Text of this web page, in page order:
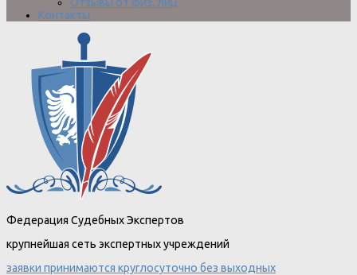
Отзывы от физ. лиц
Контакты
Федерация Судебных Экспертов
крупнейшая сеть экспертных учреждений
заявки принимаются круглосуточно без выходных